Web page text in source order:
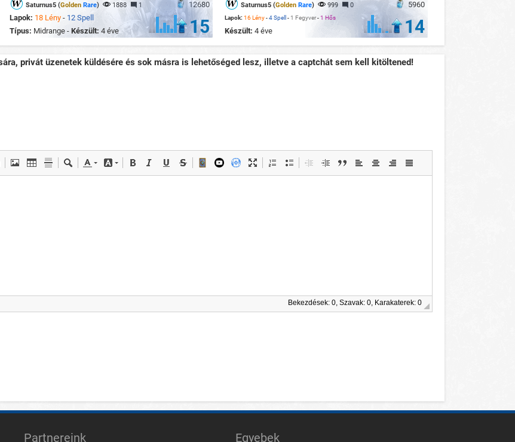
12680
Saturnus5 (Golden Rare) 1888 1
Lapok: 18 Lény - 12 Spell
Típus: Midrange - Készült: 4 éve 15
5960
Saturnus5 (Golden Rare) 999 0
Lapok: 16 Lény-4 Spell - 1 Fegyver-1 Hős
Készült: 4 éve 14
privát üzenetek küldésére és sok másra is lehetőséged lesz, illetve a captchát sem kell kitöltened!
Bekezdések: 0, Szavak: 0, Karakaterek: 0
Partnereink Egyebek